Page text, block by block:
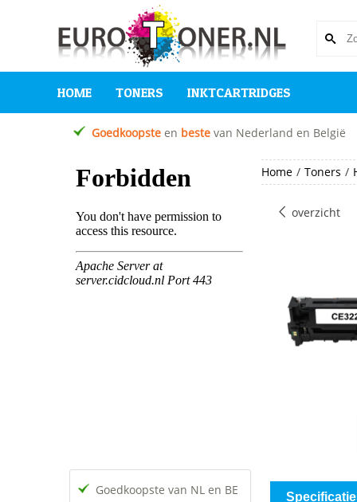
HOME TONERS INKTCARTRIDGES
Goedkoopste en beste van Nederland en België
Goedkoopste van NL en BE
Home / Toners /
overzicht